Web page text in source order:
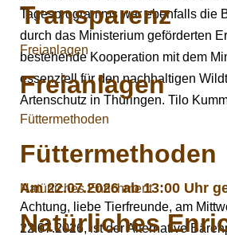
Transparenz
Freianlagen
Freianlagen
Füttermethoden
Füttermethoden
Natürliches Enrichment
Natürliches
Tagesprogramms war ebenfalls die
durch das Ministerium geförderten
bestehende Kooperation mit dem
essenziell für den nachhaltigen
Artenschutz in Thüringen. Tilo
Am 22.07.2026 ab 13:00 Uhr
Achtung, liebe Tierfreunde, am
22.07.2026, ist der Alternative